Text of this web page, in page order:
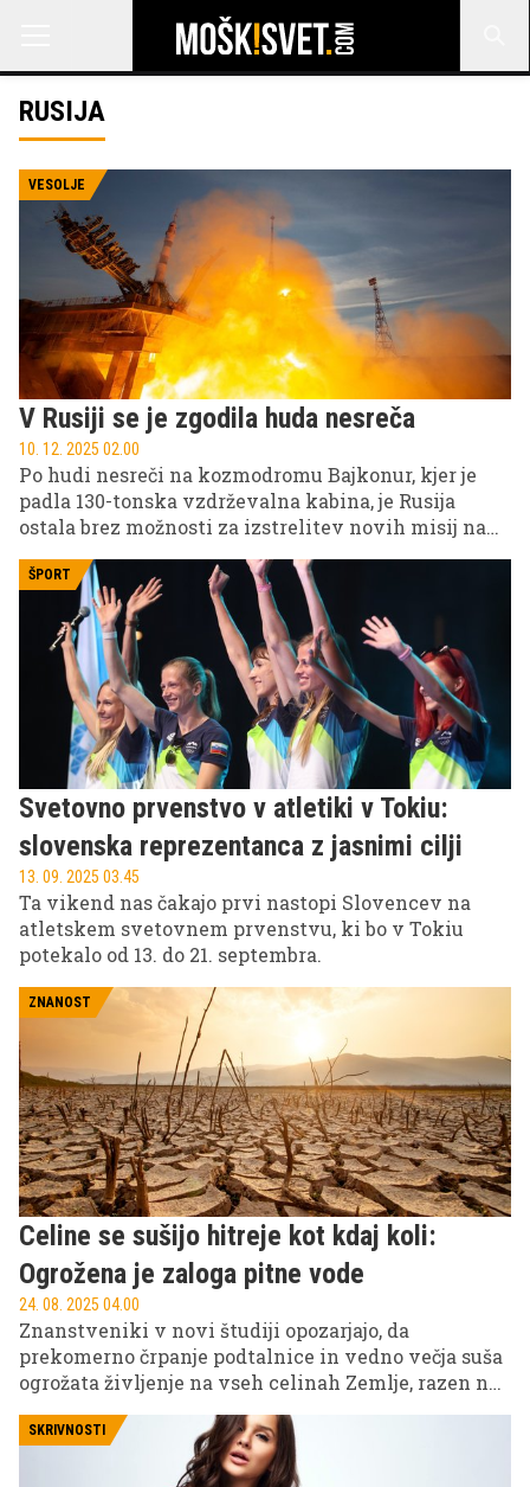
RUSIJA
VESOLJE
V Rusiji se je zgodila huda nesreča
10. 12. 2025 02.00
Po hudi nesreči na kozmodromu Bajkonur, kjer je
padla 130-tonska vzdrževalna kabina, je Rusija
ostala brez možnosti za izstrelitev novih misij na
ŠPORT
Svetovno prvenstvo v atletiki v Tokiu:
slovenska reprezentanca z jasnimi cilji
13. 09. 2025 03.45
Ta vikend nas čakajo prvi nastopi Slovencev na
atletskem svetovnem prvenstvu, ki bo v Tokiu
potekalo od 13. do 21. septembra.
ZNANOST
Celine se sušijo hitreje kot kdaj koli:
Ogrožena je zaloga pitne vode
24. 08. 2025 04.00
Znanstveniki v novi študiji opozarjajo, da
prekomerno črpanje podtalnice in vedno večja suša
ogrožata življenje na vseh celinah Zemlje, razen na
polarnih.
SKRIVNOSTI